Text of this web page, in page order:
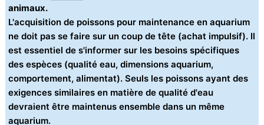
animaux.
L'acquisition de poissons pour maintenance en aquarium
ne doit pas se faire sur un coup de tête (achat impulsif). Il
est essentiel de s'informer sur les besoins spécifiques
des espèces (qualité eau, dimensions aquarium,
comportement, alimentat). Seuls les poissons ayant des
exigences similaires en matière de qualité d'eau
devraient être maintenus ensemble dans un même
aquarium.